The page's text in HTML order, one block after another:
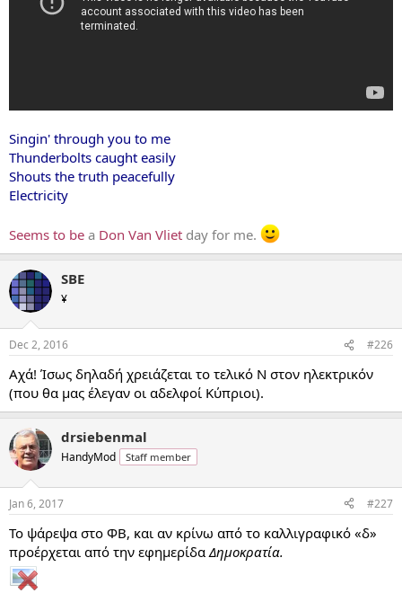
Singin' through you to me
Thunderbolts caught easily
Shouts the truth peacefully
Electricity
Seems to be a Don Van Vliet day for me.
SBE
¥
Dec 2, 2016 #226
Αχά! Ίσως δηλαδή χρειάζεται το τελικό Ν στον ηλεκτρικόν
(που θα μας έλεγαν οι αδελφοί Κύπριοι).
drsiebenmal
HandyMod Staff member
Jan 6, 2017 #227
Το ψάρεψα στο ΦΒ, και αν κρίνω από το καλλιγραφικό «δ»
προέρχεται από την εφημερίδα Δημοκρατία.